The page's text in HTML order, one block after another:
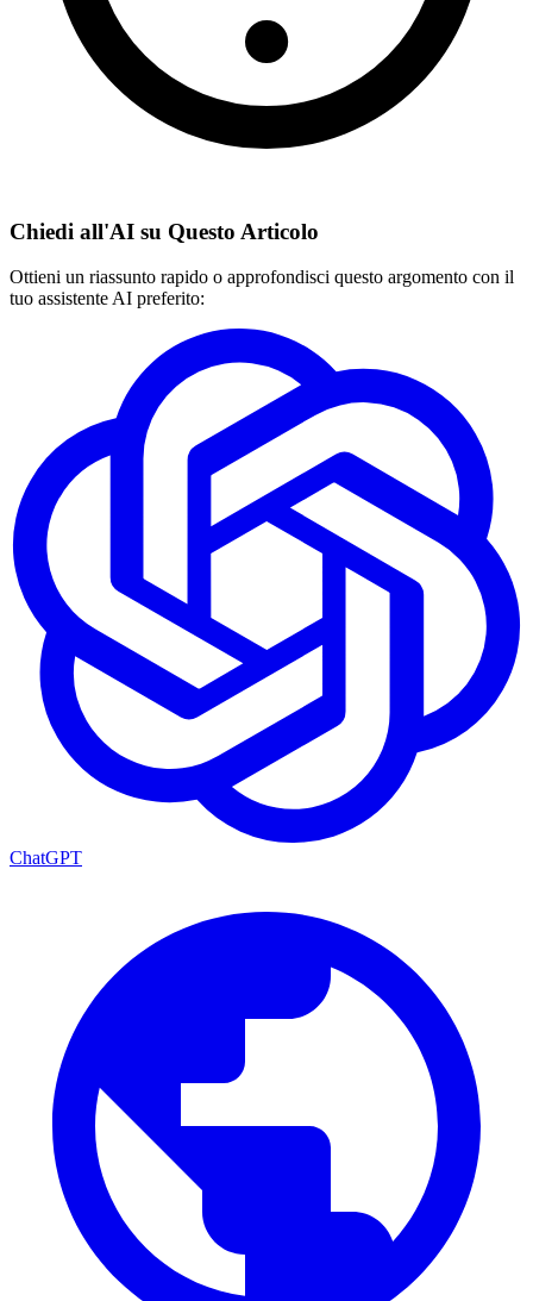
Chiedi all'AI su Questo Articolo
Ottieni un riassunto rapido o approfondisci questo argomento con il
tuo assistente AI preferito:
ChatGPT